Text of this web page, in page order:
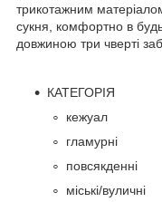
трикотажним
сукня, комфортно в
довжиною три чверті
КАТЕГОРІЯ
кежуал
гламурні
повсякденні
міські/вуличні